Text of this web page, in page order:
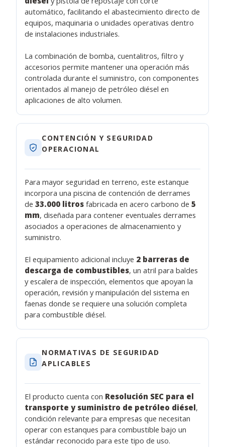
automático, facilitando el abastecimiento directo de
equipos, maquinaria o unidades operativas dentro
de instalaciones industriales.
La combinación de bomba, cuentalitros, filtro y
accesorios permite mantener una operación más
controlada durante el suministro, con componentes
orientados al manejo de petróleo diésel en
aplicaciones de alto volumen.
CONTENCIÓN Y SEGURIDAD
OPERACIONAL
Para mayor seguridad en terreno, este estanque
incorpora una piscina de contención de derrames
de33.000 litros fabricada en acero carbono de5
mm, diseñada para contener eventuales derrames
asociados a operaciones de almacenamiento y
suministro.
El equipamiento adicional incluye 2 barreras de
descarga de combustibles, un atril para baldes
y escalera de inspección, elementos que apoyan la
operación, revisión y manipulación del sistema en
faenas donde se requiere una solución completa
para combustible diésel.
NORMATIVAS DE SEGURIDAD
APLICABLES
El producto cuenta con Resolución SEC para el
transporte y suministro de petróleo diésel,
condición relevante para empresas que necesitan
operar con estanques para combustible bajo un
estándar reconocido para este tipo de uso.